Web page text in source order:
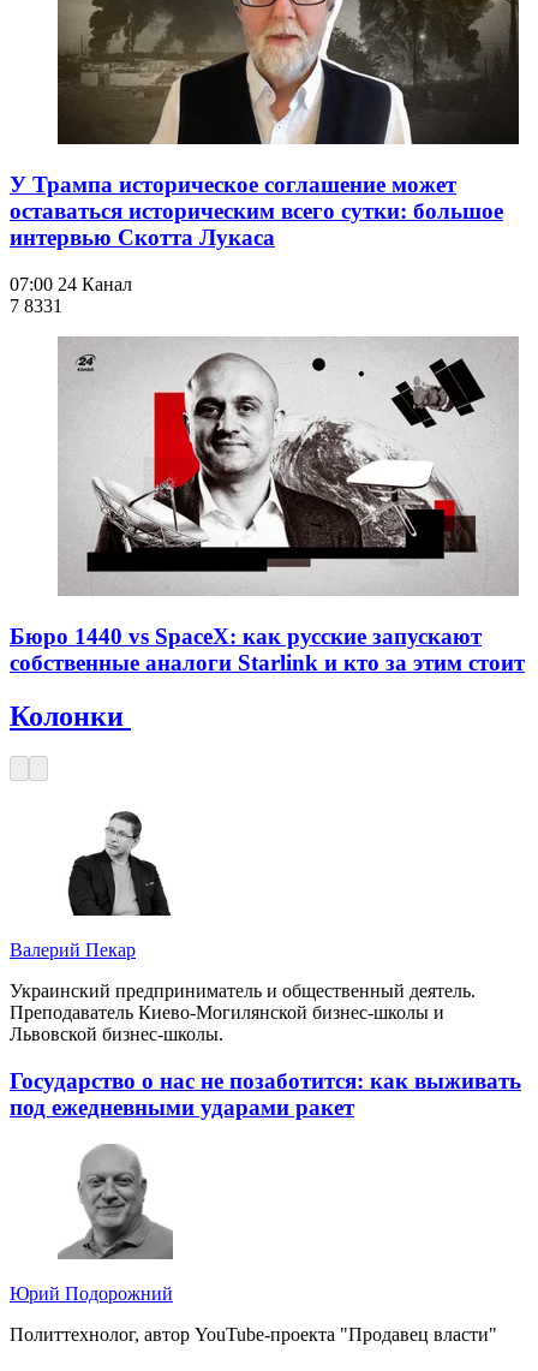
У Трампа историческое соглашение может
оставаться историческим всего сутки: большое
интервью Скотта Лукаса
07:00 24 Канал
7 8331
Бюро 1440 vs SpaceX: как русские запускают
собственные аналоги Starlink и кто за этим стоит
Колонки
Валерий Пекар
Украинский предприниматель и общественный деятель.
Преподаватель Киево-Могилянской бизнес-школы и
Львовской бизнес-школы.
Государство о нас не позаботится: как выживать
под ежедневными ударами ракет
Юрий Подорожний
Политтехнолог, автор YouTube-проекта "Продавец власти"